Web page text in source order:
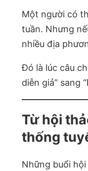
Một người có
tuần. Nhưng
nhiều địa
Đó là lúc câu
diễn giả” sang
Từ hội
thống
Những buổi